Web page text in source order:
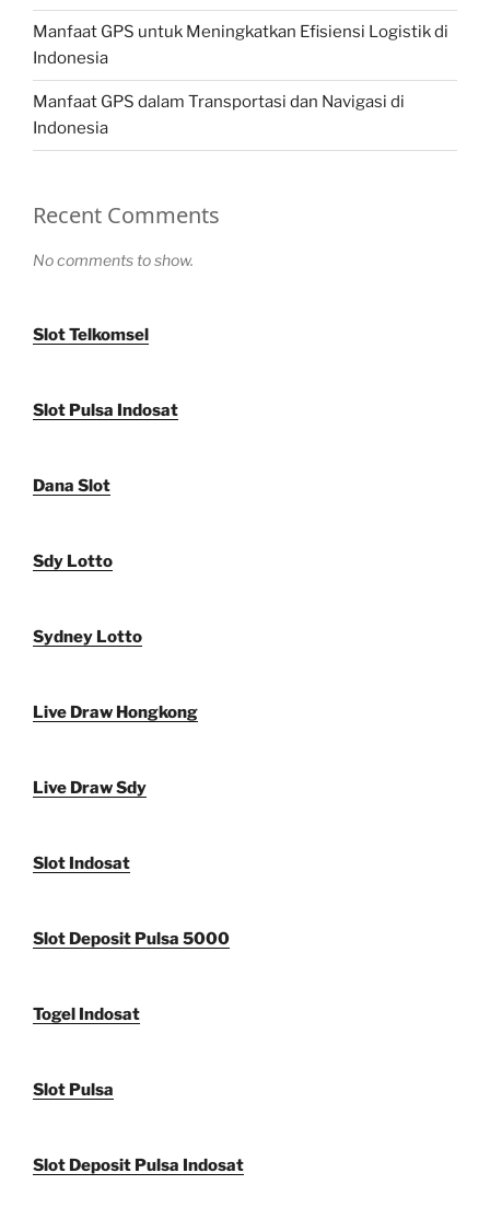
Manfaat GPS untuk Meningkatkan Efisiensi Logistik di
Indonesia
Manfaat GPS dalam Transportasi dan Navigasi di
Indonesia
Recent Comments
No comments to show.
Slot Telkomsel
Slot Pulsa Indosat
Dana Slot
Sdy Lotto
Sydney Lotto
Live Draw Hongkong
Live Draw Sdy
Slot Indosat
Slot Deposit Pulsa 5000
Togel Indosat
Slot Pulsa
Slot Deposit Pulsa Indosat